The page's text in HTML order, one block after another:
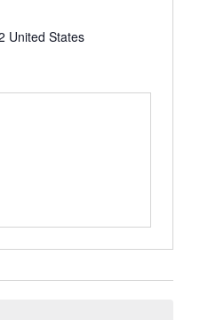
United States